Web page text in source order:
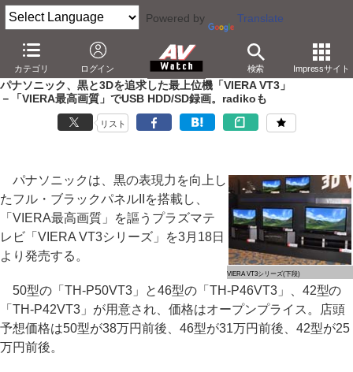
Powered by Translate
カテゴリ ログイン 検索 Impressサイト
AV Watch 製品 テレビ
パナソニック
パナソニック、黒と3Dを追求した最上位機「VIERA VT3」
－「VIERA最高画質」でUSB HDD/SD録画。radikoも
リスト
VIERA VT3シリーズ(下段)
パナソニックは、黒の表現力を向上し
たフル・ブラックパネルIIを搭載し、
「VIERA最高画質」を謳うプラズマテ
レビ「VIERA VT3シリーズ」を3月18日
より発売する。
50型の「TH-P50VT3」と46型の「TH-P46VT3」、42型の
「TH-P42VT3」が用意され、価格はオープンプライス。店頭
予想価格は50型が38万円前後、46型が31万円前後、42型が25
万円前後。